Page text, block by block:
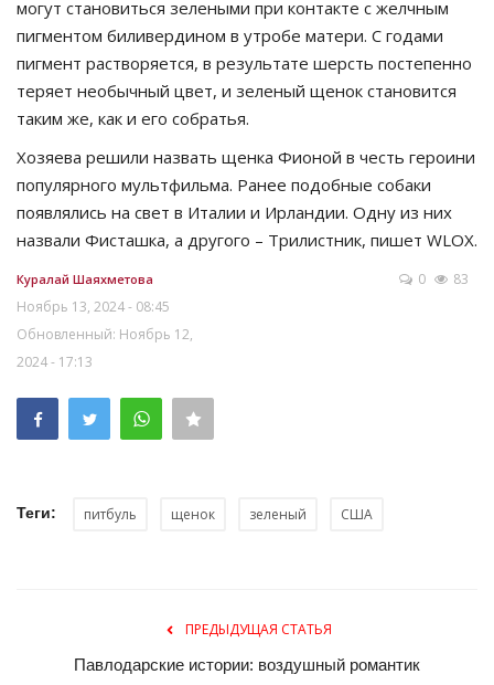
Қазақша Русский
могут становиться зелеными при контакте с желчным
пигментом биливердином в утробе матери. С годами
пигмент растворяется, в результате шерсть постепенно
теряет необычный цвет, и зеленый щенок становится
таким же, как и его собратья.
Хозяева решили назвать щенка Фионой в честь героини
популярного мультфильма. Ранее подобные собаки
появлялись на свет в Италии и Ирландии. Одну из них
назвали Фисташка, а другого – Трилистник, пишет WLOX.
Куралай Шаяхметова
Ноябрь 13, 2024 - 08:45
Обновленный: Ноябрь 12,
2024 - 17:13
0 83
Теги: питбуль щенок зеленый США
ПРЕДЫДУЩАЯ СТАТЬЯ
Павлодарские истории: воздушный романтик